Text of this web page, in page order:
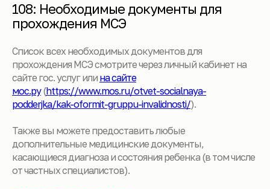
108: Необходимые документы для
прохождения МСЭ
Список всех необходимых документов для
прохождения МСЭ смотрите через личный кабинет на
сайте гос. услуг или на сайте
мос.ру(https://www.mos.ru/otvet-socialnaya-
podderjka/kak-oformit-gruppu-invalidnosti/).
Также вы можете предоставить любые
дополнительные медицинские документы,
касающиеся диагноза и состояния ребенка (в том числе
от частных специалистов).